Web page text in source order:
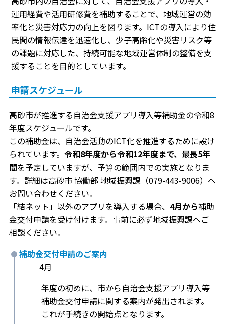
運用経費や活用研修費を補助することで、地域運営の効
率化と災害対応力の向上を図ります。ICTの導入により住
民間の情報伝達を迅速化し、少子高齢化や災害リスク等
の課題に対応した、持続可能な地域運営体制の整備を支
援することを目的としています。
申請スケジュール
高砂市が推進する自治会支援アプリ導入等補助金の令和8
年度スケジュールです。
この補助金は、自治会活動のICT化を推進するために設け
られています。 令和8年度から令和12年度まで、最長5年
間を予定していますが、予算の範囲内での実施となりま
す。詳細は高砂市 協働部 地域振興課（079-443-9006）へ
お問い合わせください。
「結ネット」以外のアプリを導入する場合、 4月から補助
金交付申請を受け付けます。事前に必ず地域振興課へご
相談ください。
補助金交付申請のご案内
4月
年度の初めに、市から自治会支援アプリ導入等
補助金交付申請に関する案内が発出されます。
これが手続きの開始点となります。